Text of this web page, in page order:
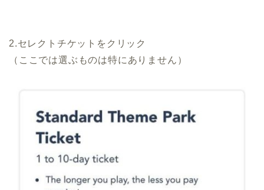
2.セレクトチケットをクリック
（ここでは選ぶものは特にありません）